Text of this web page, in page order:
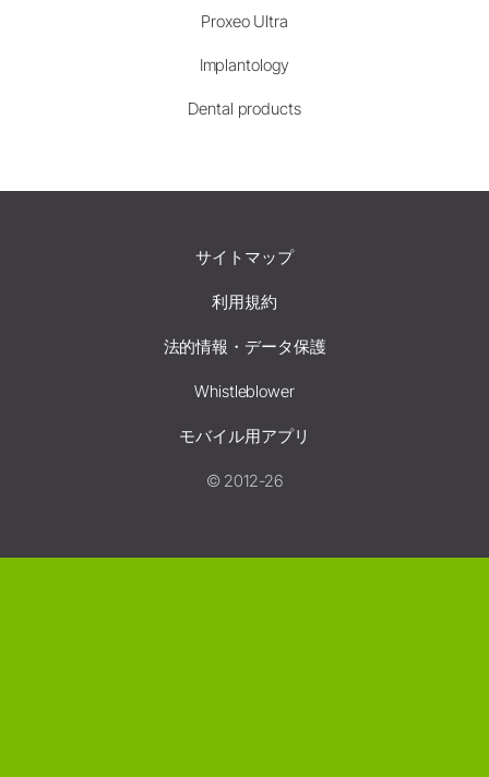
Proxeo Ultra
Implantology
Dental products
サイトマップ
利用規約
法的情報・データ保護
Whistleblower
モバイル用アプリ
© 2012-26